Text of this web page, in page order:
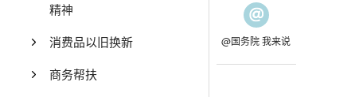
精神
消费品以旧换新
商务帮扶
@国务院 我来说